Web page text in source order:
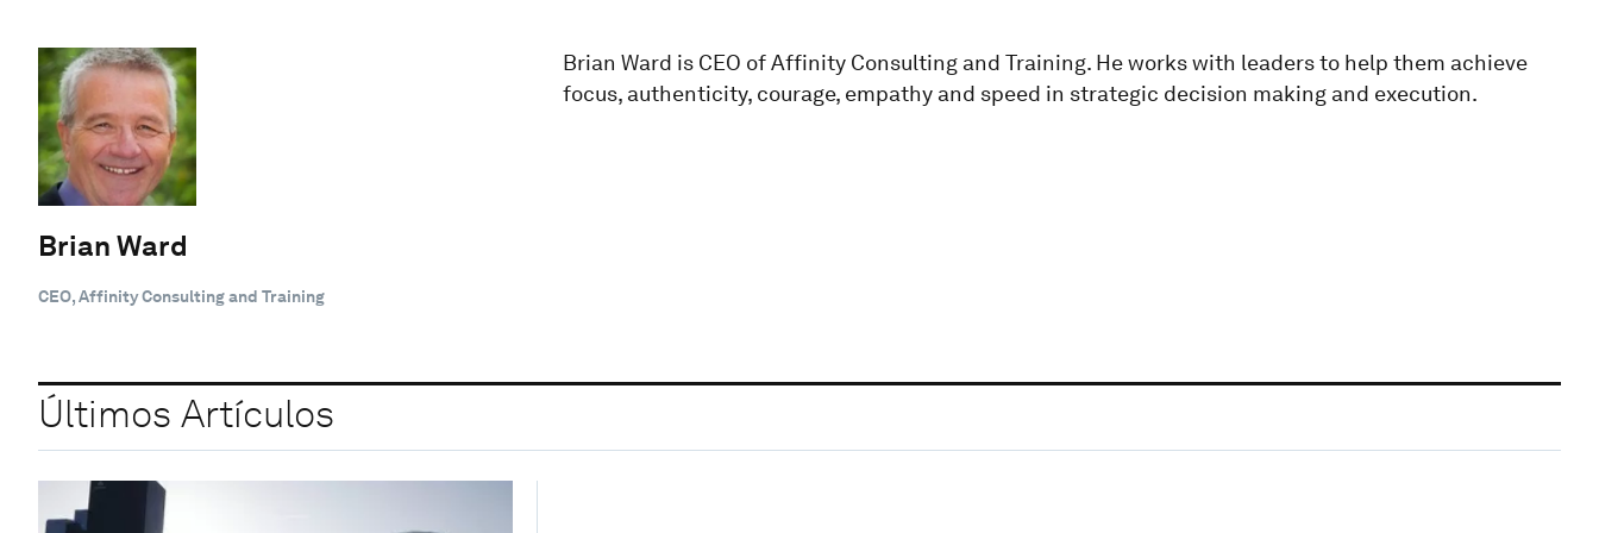
Brian Ward
CEO, Affinity Consulting and Training
Brian Ward is CEO of Affinity Consulting and Training. He works with leaders to help them achieve
focus, authenticity, courage, empathy and speed in strategic decision making and execution.
Últimos Artículos